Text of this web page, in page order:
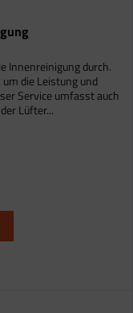
Innenreinigung durch.
die Leistung und
Service umfasst auch
Lüfter...